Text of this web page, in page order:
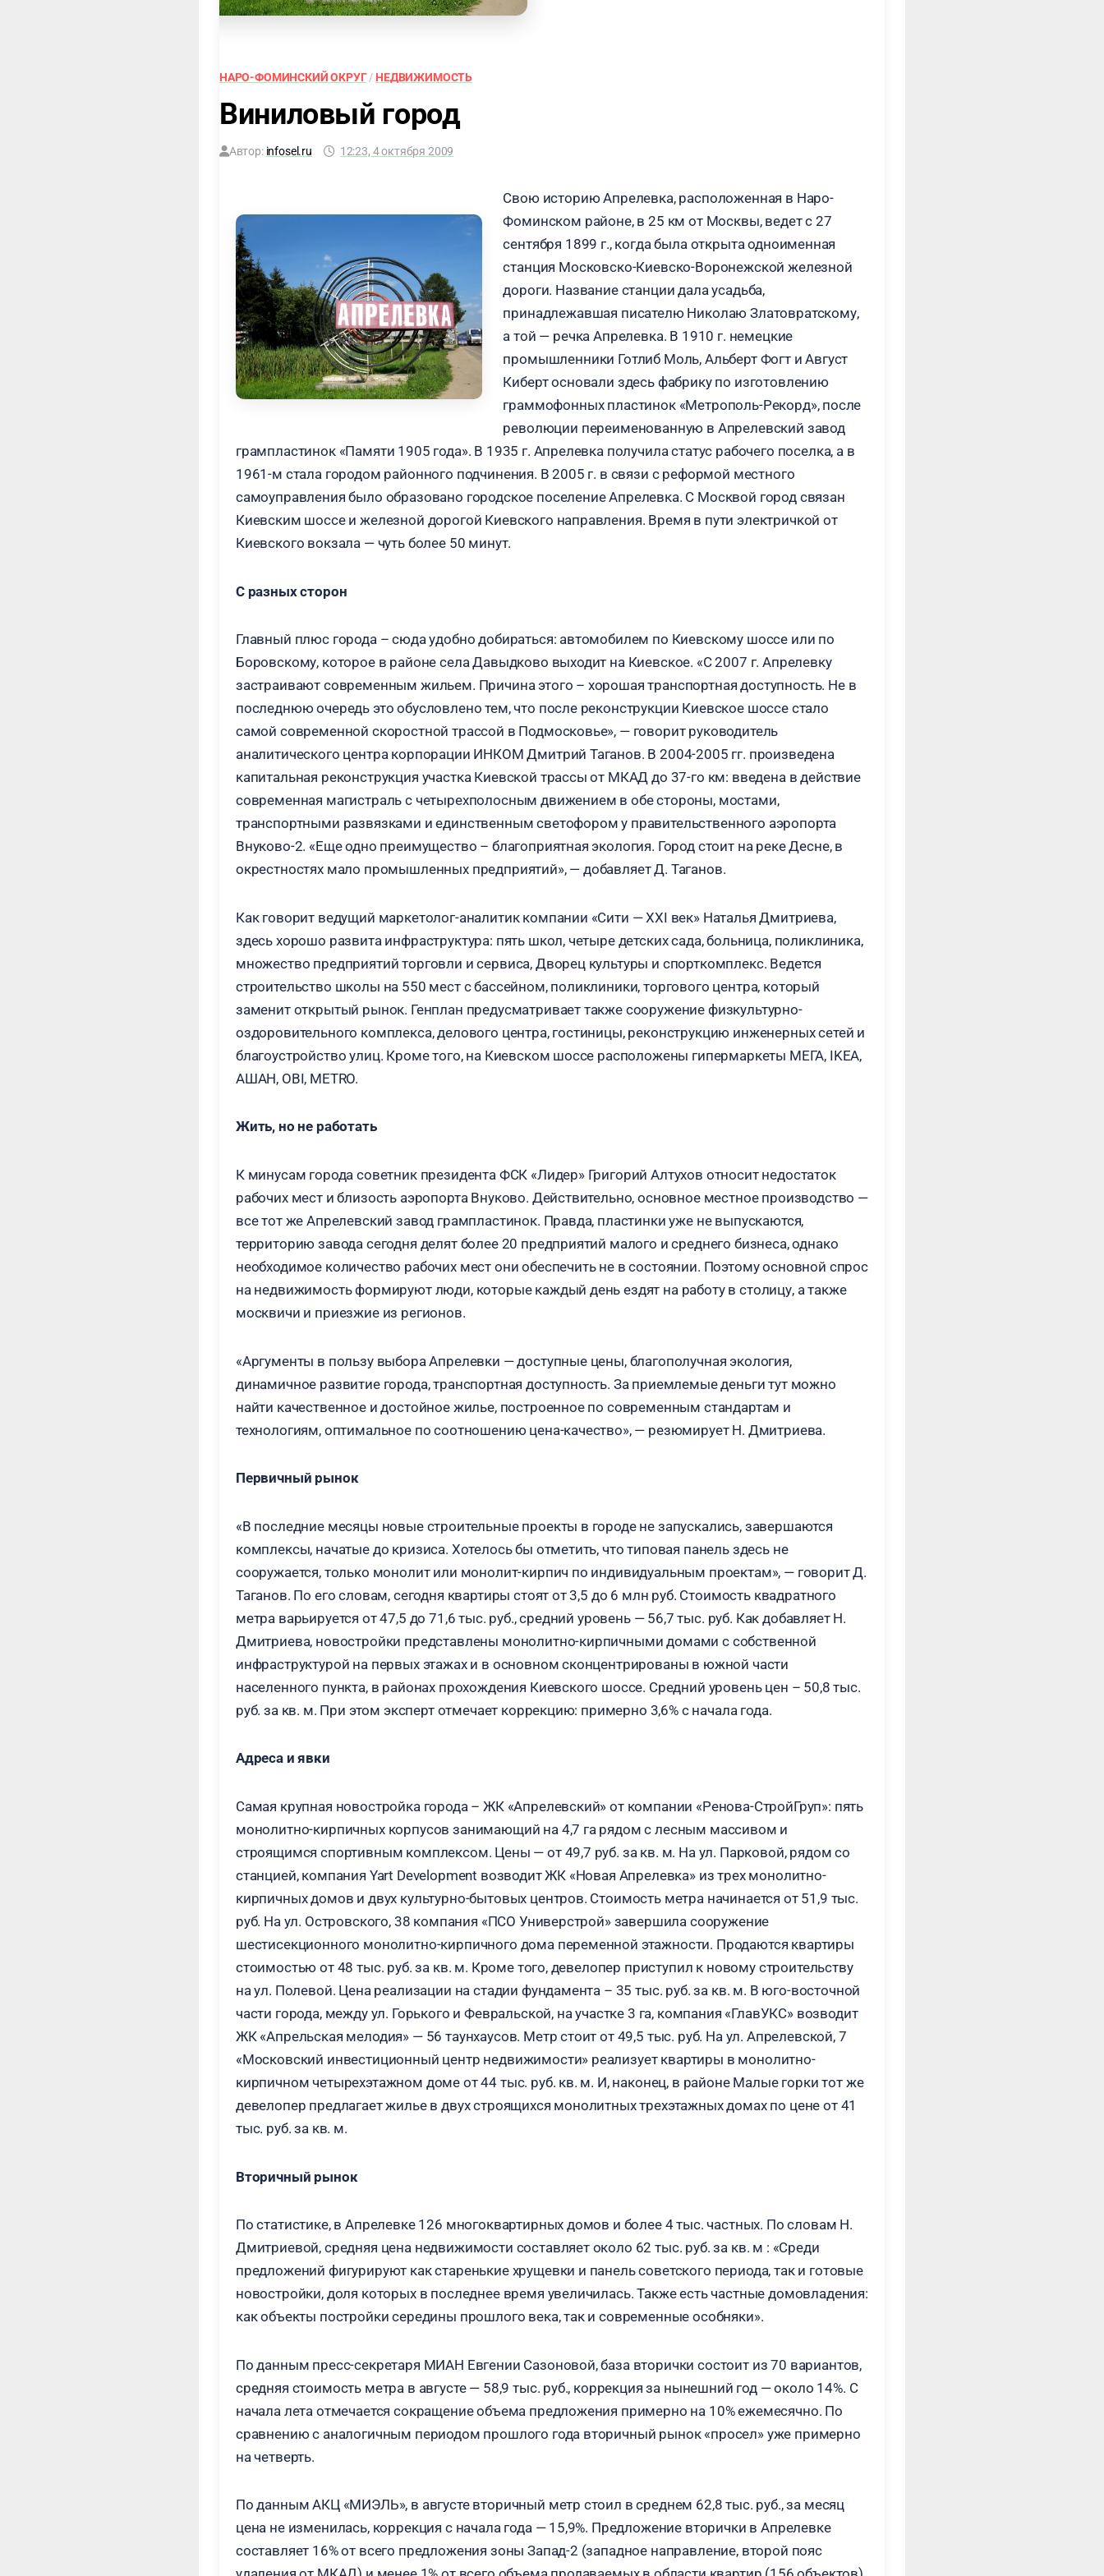
НАРО-ФОМИНСКИЙ ОКРУГ/ НЕДВИЖИМОСТЬ
Виниловый город
Автор: infosel.ru 12:23, 4 октября 2009
Свою историю Апрелевка, расположенная в Наро-
Фоминском районе, в 25 км от Москвы, ведет с 27
сентября 1899 г., когда была открыта одноименная
станция Московско-Киевско-Воронежской железной
дороги. Название станции дала усадьба,
принадлежавшая писателю Николаю Златовратскому,
а той — речка Апрелевка. В 1910 г. немецкие
промышленники Готлиб Моль, Альберт Фогт и Август
Киберт основали здесь фабрику по изготовлению
граммофонных пластинок «Метрополь-Рекорд», после
революции переименованную в Апрелевский завод
грампластинок «Памяти 1905 года». В 1935 г. Апрелевка получила статус рабочего поселка, а в
1961-м стала городом районного подчинения. В 2005 г. в связи с реформой местного
самоуправления было образовано городское поселение Апрелевка. С Москвой город связан
Киевским шоссе и железной дорогой Киевского направления. Время в пути электричкой от
Киевского вокзала — чуть более 50 минут.
С разных сторон
Главный плюс города – сюда удобно добираться: автомобилем по Киевскому шоссе или по
Боровскому, которое в районе села Давыдково выходит на Киевское. «С 2007 г. Апрелевку
застраивают современным жильем. Причина этого – хорошая транспортная доступность. Не в
последнюю очередь это обусловлено тем, что после реконструкции Киевское шоссе стало
самой современной скоростной трассой в Подмосковье», — говорит руководитель
аналитического центра корпорации ИНКОМ Дмитрий Таганов. В 2004-2005 гг. произведена
капитальная реконструкция участка Киевской трассы от МКАД до 37-го км: введена в действие
современная магистраль с четырехполосным движением в обе стороны, мостами,
транспортными развязками и единственным светофором у правительственного аэропорта
Внуково-2. «Еще одно преимущество – благоприятная экология. Город стоит на реке Десне, в
окрестностях мало промышленных предприятий», — добавляет Д. Таганов.
Как говорит ведущий маркетолог-аналитик компании «Сити — XXI век» Наталья Дмитриева,
здесь хорошо развита инфраструктура: пять школ, четыре детских сада, больница, поликлиника,
множество предприятий торговли и сервиса, Дворец культуры и спорткомплекс. Ведется
строительство школы на 550 мест с бассейном, поликлиники, торгового центра, который
заменит открытый рынок. Генплан предусматривает также сооружение физкультурно-
оздоровительного комплекса, делового центра, гостиницы, реконструкцию инженерных сетей и
благоустройство улиц. Кроме того, на Киевском шоссе расположены гипермаркеты МЕГА, IKEA,
АШАН, OBI, METRO.
Жить, но не работать
К минусам города советник президента ФСК «Лидер» Григорий Алтухов относит недостаток
рабочих мест и близость аэропорта Внуково. Действительно, основное местное производство —
все тот же Апрелевский завод грампластинок. Правда, пластинки уже не выпускаются,
территорию завода сегодня делят более 20 предприятий малого и среднего бизнеса, однако
необходимое количество рабочих мест они обеспечить не в состоянии. Поэтому основной спрос
на недвижимость формируют люди, которые каждый день ездят на работу в столицу, а также
москвичи и приезжие из регионов.
«Аргументы в пользу выбора Апрелевки — доступные цены, благополучная экология,
динамичное развитие города, транспортная доступность. За приемлемые деньги тут можно
найти качественное и достойное жилье, построенное по современным стандартам и
технологиям, оптимальное по соотношению цена-качество», — резюмирует Н. Дмитриева.
Первичный рынок
«В последние месяцы новые строительные проекты в городе не запускались, завершаются
комплексы, начатые до кризиса. Хотелось бы отметить, что типовая панель здесь не
сооружается, только монолит или монолит-кирпич по индивидуальным проектам», — говорит Д.
Таганов. По его словам, сегодня квартиры стоят от 3,5 до 6 млн руб. Стоимость квадратного
метра варьируется от 47,5 до 71,6 тыс. руб., средний уровень — 56,7 тыс. руб. Как добавляет Н.
Дмитриева, новостройки представлены монолитно-кирпичными домами с собственной
инфраструктурой на первых этажах и в основном сконцентрированы в южной части
населенного пункта, в районах прохождения Киевского шоссе. Средний уровень цен – 50,8 тыс.
руб. за кв. м. При этом эксперт отмечает коррекцию: примерно 3,6% с начала года.
Адреса и явки
Самая крупная новостройка города – ЖК «Апрелевский» от компании «Ренова-СтройГруп»: пять
монолитно-кирпичных корпусов занимающий на 4,7 га рядом с лесным массивом и
строящимся спортивным комплексом. Цены — от 49,7 руб. за кв. м. На ул. Парковой, рядом со
станцией, компания Yart Development возводит ЖК «Новая Апрелевка» из трех монолитно-
кирпичных домов и двух культурно-бытовых центров. Стоимость метра начинается от 51,9 тыс.
руб. На ул. Островского, 38 компания «ПСО Универстрой» завершила сооружение
шестисекционного монолитно-кирпичного дома переменной этажности. Продаются квартиры
стоимостью от 48 тыс. руб. за кв. м. Кроме того, девелопер приступил к новому строительству
на ул. Полевой. Цена реализации на стадии фундамента – 35 тыс. руб. за кв. м. В юго-восточной
части города, между ул. Горького и Февральской, на участке 3 га, компания «ГлавУКС» возводит
ЖК «Апрельская мелодия» — 56 таунхаусов. Метр стоит от 49,5 тыс. руб. На ул. Апрелевской, 7
«Московский инвестиционный центр недвижимости» реализует квартиры в монолитно-
кирпичном четырехэтажном доме от 44 тыс. руб. кв. м. И, наконец, в районе Малые горки тот же
девелопер предлагает жилье в двух строящихся монолитных трехэтажных домах по цене от 41
тыс. руб. за кв. м.
Вторичный рынок
По статистике, в Апрелевке 126 многоквартирных домов и более 4 тыс. частных. По словам Н.
Дмитриевой, средняя цена недвижимости составляет около 62 тыс. руб. за кв. м : «Среди
предложений фигурируют как старенькие хрущевки и панель советского периода, так и готовые
новостройки, доля которых в последнее время увеличилась. Также есть частные домовладения:
как объекты постройки середины прошлого века, так и современные особняки».
По данным пресс-секретаря МИАН Евгении Сазоновой, база вторички состоит из 70 вариантов,
средняя стоимость метра в августе — 58,9 тыс. руб., коррекция за нынешний год — около 14%. С
начала лета отмечается сокращение объема предложения примерно на 10% ежемесячно. По
сравнению с аналогичным периодом прошлого года вторичный рынок «просел» уже примерно
на четверть.
По данным АКЦ «МИЭЛЬ», в августе вторичный метр стоил в среднем 62,8 тыс. руб., за месяц
цена не изменилась, коррекция с начала года — 15,9%. Предложение вторички в Апрелевке
составляет 16% от всего предложения зоны Запад-2 (западное направление, второй пояс